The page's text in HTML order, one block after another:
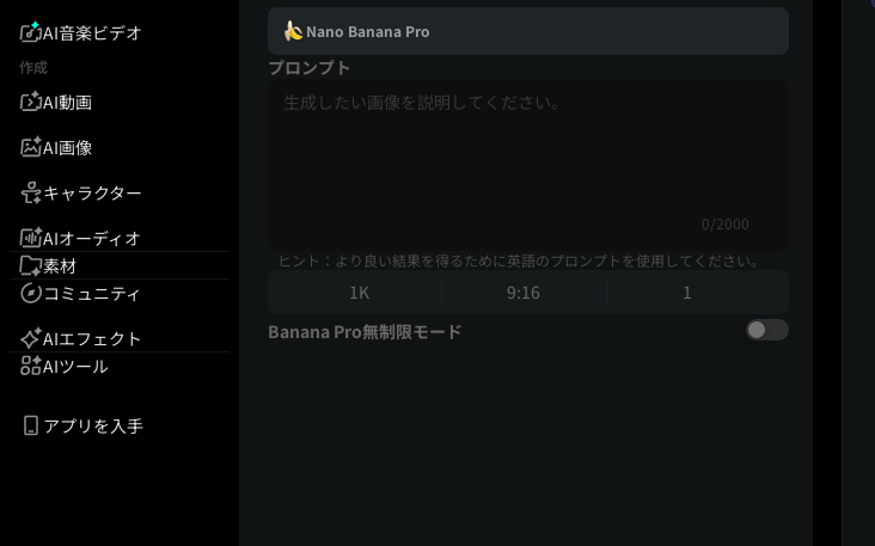
AI音楽ビデオ
作成
AI動画
AI画像
キャラクター
AIオーディオ
素材
コミュニティ
AIエフェクト
AIツール
アプリを入手
Nano Banana Pro
プロンプト
0/2000
ヒント：より良い結果を得るために英語のプロンプトを使用してください。
1K 9:16
1
Banana Pro無制限モード